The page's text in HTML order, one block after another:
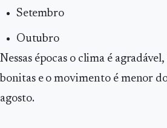
Setembro
Outubro
Nessas épocas o clima é
bonitas e o movimento é menor
agosto.